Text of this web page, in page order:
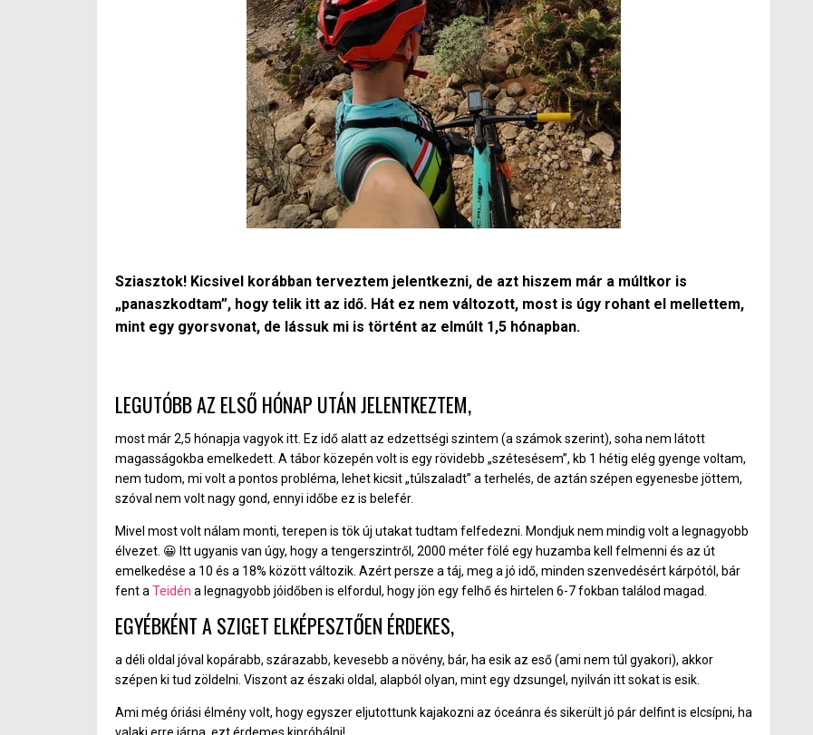
Sziasztok! Kicsivel korábban terveztem jelentkezni, de azt hiszem már a múltkor is
„panaszkodtam”, hogy telik itt az idő. Hát ez nem változott, most is úgy rohant el mellettem,
mint egy gyorsvonat, de lássuk mi is történt az elmúlt 1,5 hónapban.
LEGUTÓBB AZ ELSŐ HÓNAP UTÁN JELENTKEZTEM,
most már 2,5 hónapja vagyok itt. Ez idő alatt az edzettségi szintem (a számok szerint), soha nem látott
magasságokba emelkedett. A tábor közepén volt is egy rövidebb „szétesésem”, kb 1 hétig elég gyenge voltam,
nem tudom, mi volt a pontos probléma, lehet kicsit „túlszaladt” a terhelés, de aztán szépen egyenesbe jöttem,
szóval nem volt nagy gond, ennyi időbe ez is belefér.
Mivel most volt nálam monti, terepen is tök új utakat tudtam felfedezni. Mondjuk nem mindig volt a legnagyobb
élvezet. 😀 Itt ugyanis van úgy, hogy a tengerszintről, 2000 méter fölé egy huzamba kell felmenni és az út
emelkedése a 10 és a 18% között változik. Azért persze a táj, meg a jó idő, minden szenvedésért kárpótól, bár
fent a Teidén a legnagyobb jóidőben is elfordul, hogy jön egy felhő és hirtelen 6-7 fokban találod magad.
EGYÉBKÉNT A SZIGET ELKÉPESZTŐEN ÉRDEKES,
a déli oldal jóval kopárabb, szárazabb, kevesebb a növény, bár, ha esik az eső (ami nem túl gyakori), akkor
szépen ki tud zöldelni. Viszont az északi oldal, alapból olyan, mint egy dzsungel, nyilván itt sokat is esik.
Ami még óriási élmény volt, hogy egyszer eljutottunk kajakozni az óceánra és sikerült jó pár delfint is elcsípni, ha